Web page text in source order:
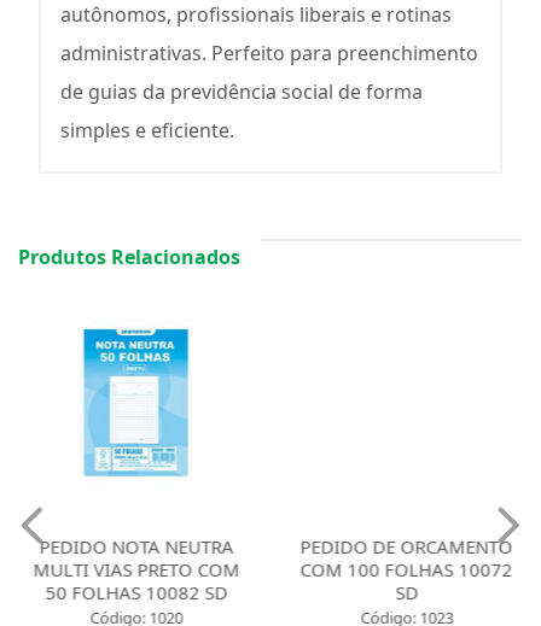
autônomos, profissionais liberais e rotinas
administrativas. Perfeito para preenchimento
de guias da previdência social de forma
simples e eficiente.
Produtos Relacionados
PEDIDO NOTA NEUTRA
MULTI VIAS PRETO COM
50 FOLHAS 10082 SD
Código: 1020
PEDIDO DE ORCAMENTO
COM 100 FOLHAS 10072
SD
Código: 1023